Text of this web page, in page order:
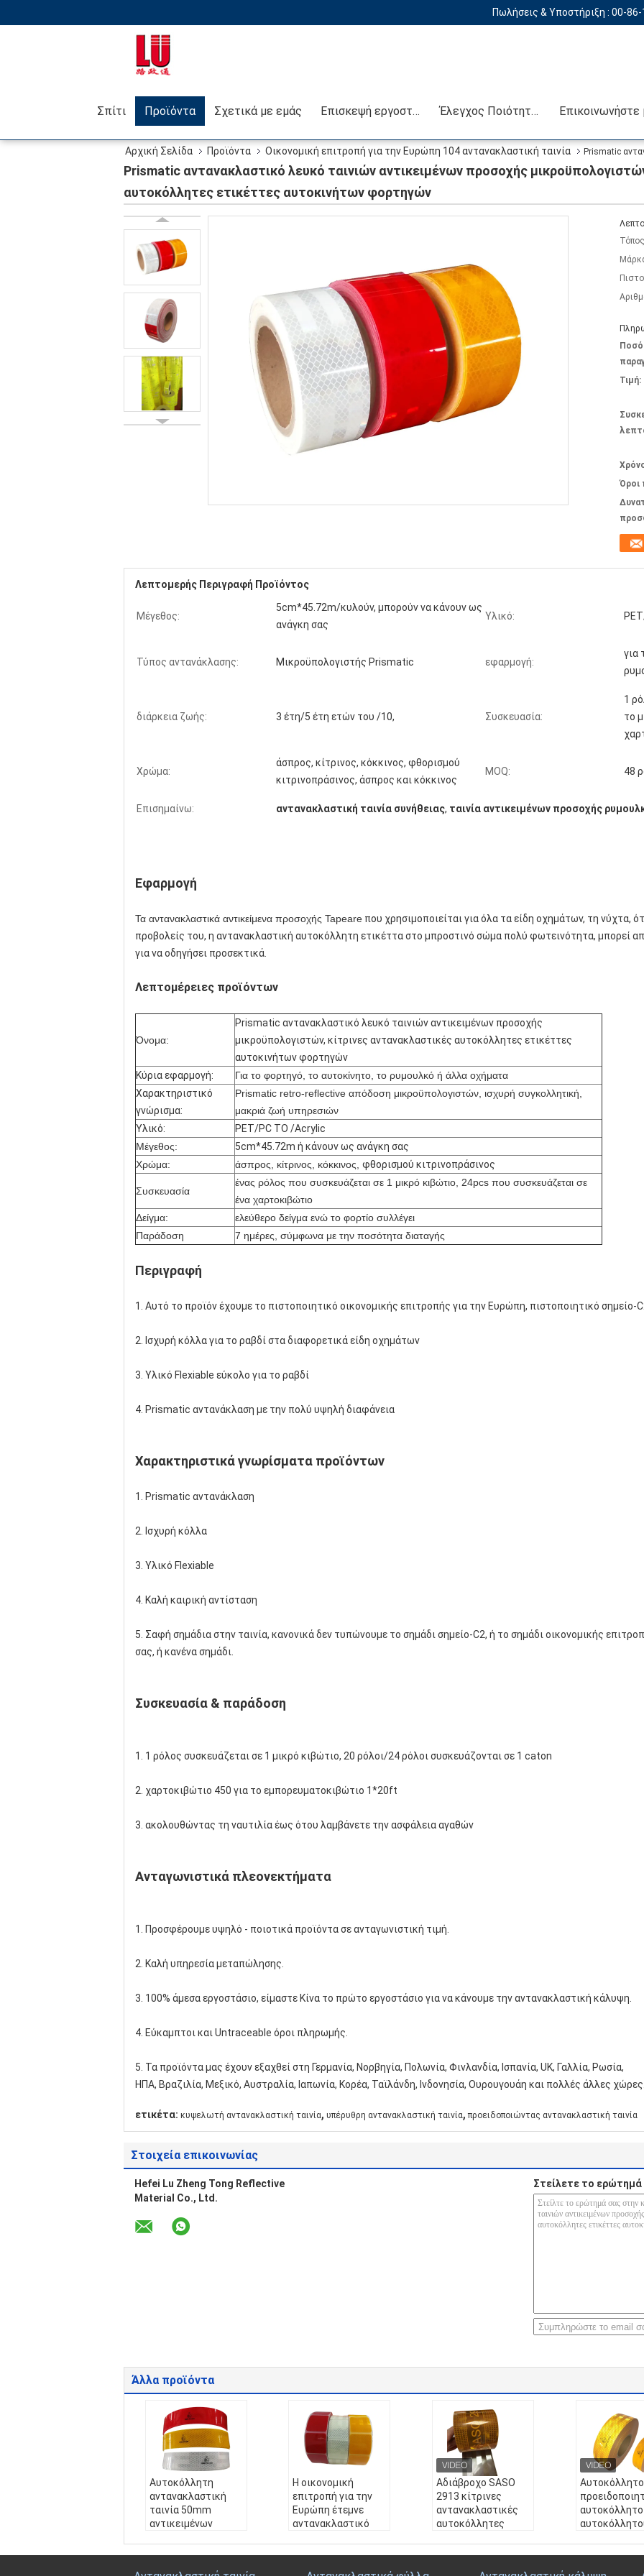
Πωλήσεις & Υποστήριξη : 00-86-
Σπίτι Προϊόντα Σχετικά με εμάς Επισκεψή εργοστασίου Έλεγχος Ποιότητας
Αρχική Σελίδα Προϊόντα Οικονομική επιτροπή για την Ευρώπη 104 αντανακλαστική ταινία
Prismatic
προσοχής μικροϋπολογιστών, κίτρινες αντανακλαστικές αυτοκόλλητες ετικέττες αυτοκινήτων φορτηγών
Prismatic αντανακλαστικό λευκό ταινιών αντικειμένων προσοχής
αυτοκόλλητες ετικέττες αυτοκινήτων φορτηγών
Τιμή:
Όροι
Λεπτομερής Περιγραφή Προϊόντος
Μέγεθος:
5cm*45.72m/κυλούν, μπορούν να κάνουν ως
ανάγκη σας
Υλικό:
Τύπος αντανάκλασης: Μικροϋπολογιστής Prismatic εφαρμογή:
για
διάρκεια ζωής: 3 έτη/5 έτη ετών του /10, Συσκευασία:
1
το
Χρώμα:
άσπρος, κίτρινος, κόκκινος, φθορισμού
κιτρινοπράσινος, άσπρος και κόκκινος
MOQ: 48
Επισημαίνω: αντανακλαστική ταινία συνήθειας, ταινία αντικειμένων προσοχής
Εφαρμογή
Τα αντανακλαστικά αντικείμενα προσοχής Tapeare που χρησιμοποιείται για όλα τα είδη οχημάτων, τη νύχτα,
προβολείς του, η αντανακλαστική αυτοκόλλητη ετικέττα στο μπροστινό σώμα πολύ φωτεινότητα, μπορεί
για να οδηγήσει προσεκτικά.
Λεπτομέρειες προϊόντων
Όνομα:
Prismatic αντανακλαστικό λευκό ταινιών αντικειμένων προσοχής
μικροϋπολογιστών, κίτρινες αντανακλαστικές αυτοκόλλητες ετικέττες
αυτοκινήτων φορτηγών
Κύρια εφαρμογή:
Για το φορτηγό, το αυτοκίνητο, το ρυμουλκό ή άλλα οχήματα
Χαρακτηριστικό
γνώρισμα:
Prismatic retro-reflective απόδοση μικροϋπολογιστών, ισχυρή συγκολλητική,
μακριά ζωή υπηρεσιών
Υλικό:
PET/PC ΤΟ /Acrylic
Μέγεθος:
5cm*45.72m ή κάνουν ως ανάγκη σας
Χρώμα:
άσπρος, κίτρινος, κόκκινος, φθορισμού κιτρινοπράσινος
Συσκευασία
ένας ρόλος που συσκευάζεται σε 1 μικρό κιβώτιο, 24pcs που συσκευάζεται σε
ένα χαρτοκιβώτιο
Δείγμα:
ελεύθερο δείγμα ενώ το φορτίο συλλέγει
Παράδοση
7 ημέρες, σύμφωνα με την ποσότητα διαταγής
Περιγραφή
1. Αυτό το προϊόν έχουμε το πιστοποιητικό οικονομικής επιτροπής για την Ευρώπη, πιστοποιητικό σημείο-
2. Ισχυρή κόλλα για το ραβδί στα διαφορετικά είδη οχημάτων
3. Υλικό Flexiable εύκολο για το ραβδί
4. Prismatic αντανάκλαση με την πολύ υψηλή διαφάνεια
Χαρακτηριστικά γνωρίσματα προϊόντων
1. Prismatic αντανάκλαση
2. Ισχυρή κόλλα
3. Υλικό Flexiable
4. Καλή καιρική αντίσταση
5. Σαφή σημάδια στην ταινία, κανονικά δεν τυπώνουμε το σημάδι σημείο-C2, ή το σημάδι οικονομικής
σας, ή κανένα σημάδι.
Συσκευασία & παράδοση
1. 1 ρόλος συσκευάζεται σε 1 μικρό κιβώτιο, 20 ρόλοι/24 ρόλοι συσκευάζονται σε 1 caton
2. χαρτοκιβώτιο 450 για το εμπορευματοκιβώτιο 1*20ft
3. ακολουθώντας τη ναυτιλία έως ότου λαμβάνετε την ασφάλεια αγαθών
Ανταγωνιστικά πλεονεκτήματα
1. Προσφέρουμε υψηλό - ποιοτικά προϊόντα σε ανταγωνιστική τιμή.
2. Καλή υπηρεσία μεταπώλησης.
3. 100% άμεσα εργοστάσιο, είμαστε Κίνα το πρώτο εργοστάσιο για να κάνουμε την αντανακλαστική κάλυψη.
4. Εύκαμπτοι και Untraceable όροι πληρωμής.
5. Τα προϊόντα μας έχουν εξαχθεί στη Γερμανία, Νορβηγία, Πολωνία, Φινλανδία, Ισπανία, UK, Γαλλία, Ρωσία,
ΗΠΑ, Βραζιλία, Μεξικό, Αυστραλία, Ιαπωνία, Κορέα, Ταϊλάνδη, Ινδονησία, Ουρουγουάη και πολλές άλλες
ετικέτα: κυψελωτή αντανακλαστική ταινία, υπέρυθρη αντανακλαστική ταινία, προειδοποιώντας αντανακλαστική ταινία
Στοιχεία επικοινωνίας
Hefei Lu Zheng Tong Reflective
Material Co., Ltd.
Στείλετε το
Άλλα προϊόντα
Αυτοκόλλητη
αντανακλαστική
ταινία 50mm
αντικειμένων
Η οικονομική
επιτροπή για την
Ευρώπη έτεμνε
αντανακλαστικό
Αδιάβροχο SASO
2913 κίτρινες
αντανακλαστικές
αυτοκόλλητες
Αυτοκόλλητο
αυτοκόλλητο